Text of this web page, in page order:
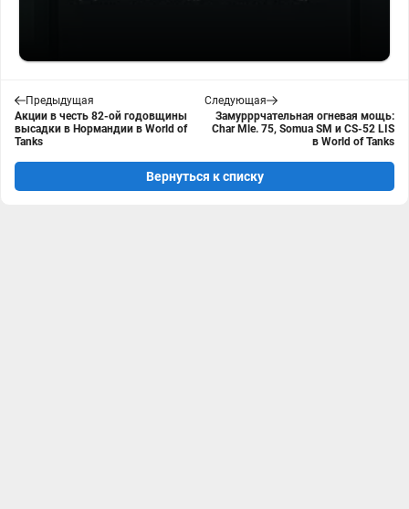
Предыдущая
Акции в честь 82-ой годовщины
высадки в Нормандии в World of
Tanks
Следующая
Замурррчательная огневая мощь:
Char Mle. 75, Somua SM и CS-52 LIS
в World of Tanks
Вернуться к списку